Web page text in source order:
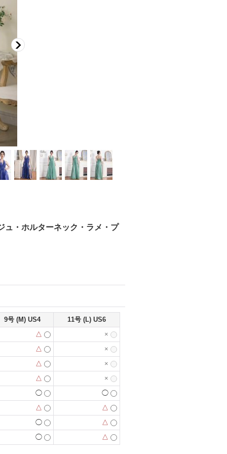
ュ・ホルターネック・ラメ・プ
9号 (M) US4
11号 (L) US6
△
×
△
×
△
×
△
×
◯
◯
△
△
◯
△
◯
△